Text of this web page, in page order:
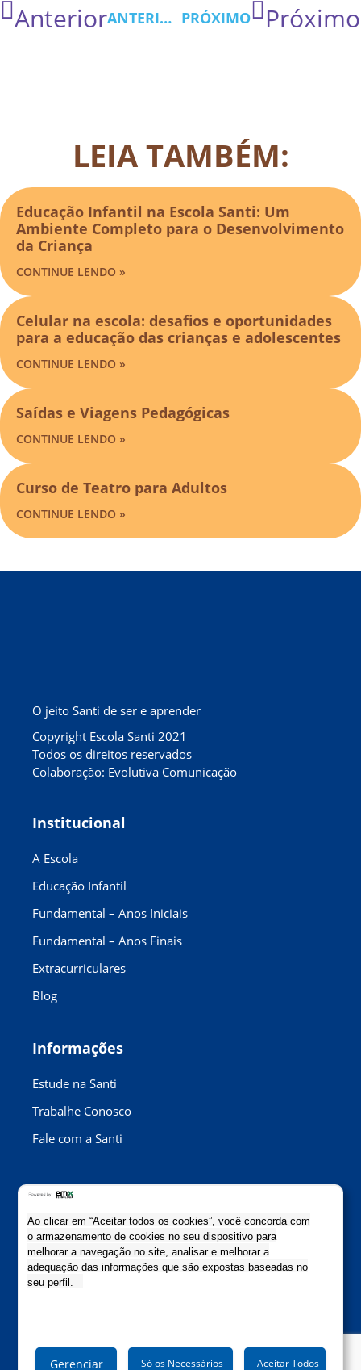
Anterior ANTERIOR PRÓXIMO Próximo
LEIA TAMBÉM:
Educação Infantil na Escola Santi: Um
Ambiente Completo para o Desenvolvimento
da Criança
CONTINUE LENDO »
Celular na escola: desafios e oportunidades
para a educação das crianças e adolescentes
CONTINUE LENDO »
Saídas e Viagens Pedagógicas​
CONTINUE LENDO »
Curso de Teatro para Adultos
CONTINUE LENDO »
O jeito Santi de ser e aprender
Copyright Escola Santi 2021
Todos os direitos reservados
Colaboração: Evolutiva Comunicação
Institucional
A Escola
Educação Infantil
Fundamental – Anos Iniciais
Fundamental – Anos Finais
Extracurriculares
Blog
Informações
Estude na Santi
Trabalhe Conosco
Fale com a Santi
Contato
Rua Abílio Soares, 425
CEP: 04005-001
Paraíso | São Paulo | SP
(11) 3882-6600
Ao clicar em “Aceitar todos os cookies”, você concorda com
o armazenamento de cookies no seu dispositivo para
melhorar a navegação no site, analisar e melhorar a
adequação das informações que são expostas baseadas no
seu perfil.
Gerenciar Só os Necessários Aceitar Todos